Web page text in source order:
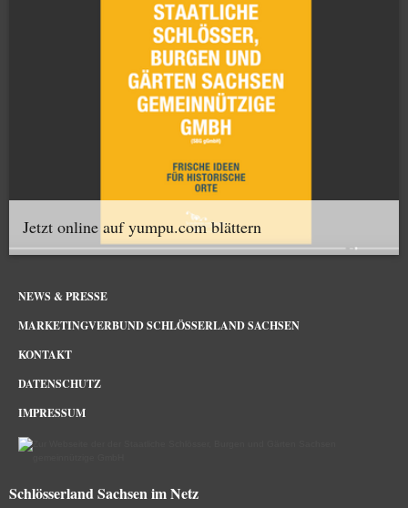
Jetzt online auf yumpu.com blättern
NEWS & PRESSE
MARKETINGVERBUND SCHLÖSSERLAND SACHSEN
KONTAKT
DATENSCHUTZ
IMPRESSUM
Schlösserland Sachsen im Netz